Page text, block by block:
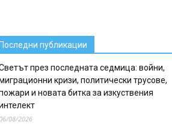
публикации
през последната седмица: войни,
кризи, политически трусове,
и новата битка за изкуствения
08/2026